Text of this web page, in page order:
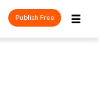
☰
Publish Free